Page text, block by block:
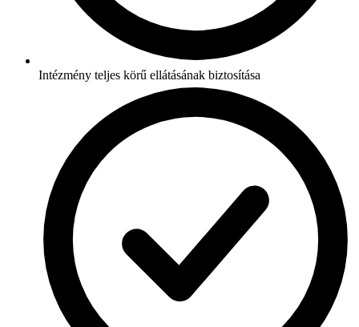
Intézmény teljes körű ellátásának biztosítása